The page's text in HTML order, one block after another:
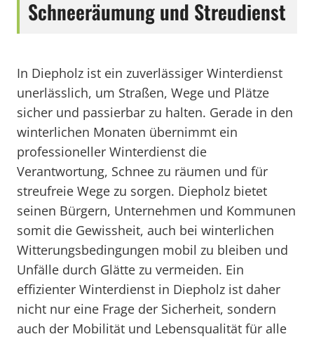
Schneeräumung und Streudienst
In Diepholz ist ein zuverlässiger Winterdienst
unerlässlich, um Straßen, Wege und Plätze
sicher und passierbar zu halten. Gerade in den
winterlichen Monaten übernimmt ein
professioneller Winterdienst die
Verantwortung, Schnee zu räumen und für
streufreie Wege zu sorgen. Diepholz bietet
seinen Bürgern, Unternehmen und Kommunen
somit die Gewissheit, auch bei winterlichen
Witterungsbedingungen mobil zu bleiben und
Unfälle durch Glätte zu vermeiden. Ein
effizienter Winterdienst in Diepholz ist daher
nicht nur eine Frage der Sicherheit, sondern
auch der Mobilität und Lebensqualität für alle